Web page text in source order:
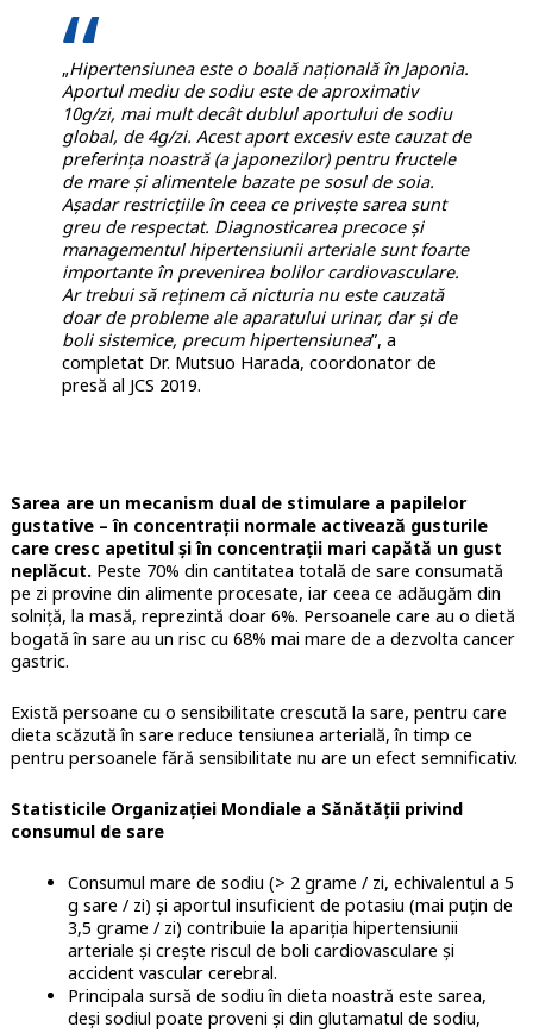
„Hipertensiunea este o boală națională în Japonia.
Aportul mediu de sodiu este de aproximativ
10g/zi, mai mult decât dublul aportului de sodiu
global, de 4g/zi. Acest aport excesiv este cauzat de
preferința noastră (a japonezilor) pentru fructele
de mare și alimentele bazate pe sosul de soia.
Așadar restricțiile în ceea ce privește sarea sunt
greu de respectat. Diagnosticarea precoce și
managementul hipertensiunii arteriale sunt foarte
importante în prevenirea bolilor cardiovasculare.
Ar trebui să reținem că nicturia nu este cauzată
doar de probleme ale aparatului urinar, dar și de
boli sistemice, precum hipertensiunea”, a
completat Dr. Mutsuo Harada, coordonator de
presă al JCS 2019.
Sarea are un mecanism dual de stimulare a papilelor
gustative – în concentrații normale activează gusturile
care cresc apetitul și în concentrații mari capătă un gust
neplăcut.Peste 70% din cantitatea totală de sare consumată
pe zi provine din alimente procesate, iar ceea ce adăugăm din
solniță, la masă, reprezintă doar 6%. Persoanele care au o dietă
bogată în sare au un risc cu 68% mai mare de a dezvolta cancer
gastric.
Există persoane cu o sensibilitate crescută la sare, pentru care
dieta scăzută în sare reduce tensiunea arterială, în timp ce
pentru persoanele fără sensibilitate nu are un efect semnificativ.
Statisticile Organizației Mondiale a Sănătății privind
consumul de sare
Consumul mare de sodiu (> 2 grame / zi, echivalentul a 5
g sare / zi) și aportul insuficient de potasiu (mai puțin de
3,5 grame / zi) contribuie la apariția hipertensiunii
arteriale și crește riscul de boli cardiovasculare și
accident vascular cerebral.
Principala sursă de sodiu în dieta noastră este sarea,
deși sodiul poate proveni și din glutamatul de sodiu,